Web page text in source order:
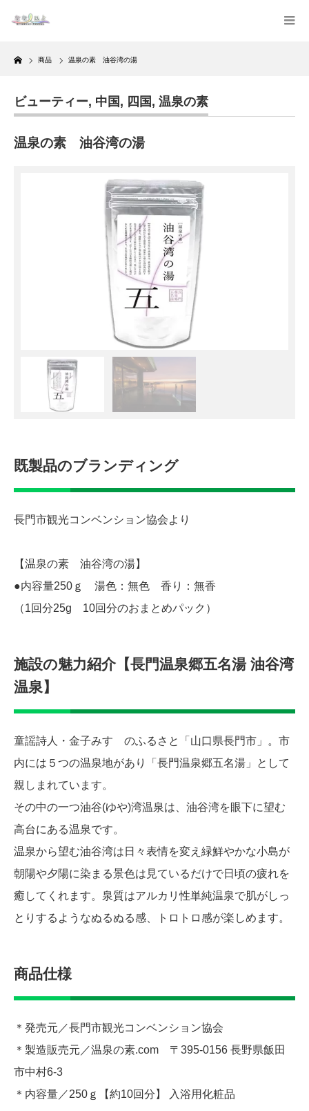
Home
商品 温泉の素 油谷湾の湯
ビューティー, 中国 , 四国 , 温泉の素
温泉の素 油谷湾の湯
既製品のブランディング
長門市観光コンベンション協会より
【温泉の素 油谷湾の湯】
●内容量250ｇ 湯色：無色 香り：無香
（1回分25g 10回分のおまとめパック）
施設の魅力紹介【長門温泉郷五名湯 油谷湾
温泉】
童謡詩人・金子みすゞのふるさと「山口県長門市」。市
内には５つの温泉地があり「長門温泉郷五名湯」として
親しまれています。
その中の一つ油谷(ゆや)湾温泉は、油谷湾を眼下に望む
高台にある温泉です。
温泉から望む油谷湾は日々表情を変え緑鮮やかな小島が
朝陽や夕陽に染まる景色は見ているだけで日頃の疲れを
癒してくれます。泉質はアルカリ性単純温泉で肌がしっ
とりするようなぬるぬる感、トロトロ感が楽しめます。
商品仕様
＊発売元／長門市観光コンベンション協会
＊製造販売元／温泉の素.com 〒395-0156 長野県飯田
市中村6-3
＊内容量／250ｇ【約10回分】 入浴用化粧品